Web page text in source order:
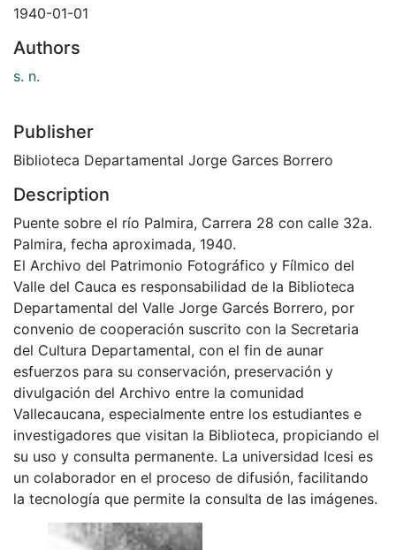
1940-01-01
Authors
s. n.
Publisher
Biblioteca Departamental Jorge Garces Borrero
Description
Puente sobre el río Palmira, Carrera 28 con calle 32a.
Palmira, fecha aproximada, 1940.
El Archivo del Patrimonio Fotográfico y Fílmico del
Valle del Cauca es responsabilidad de la Biblioteca
Departamental del Valle Jorge Garcés Borrero, por
convenio de cooperación suscrito con la Secretaria
del Cultura Departamental, con el fin de aunar
esfuerzos para su conservación, preservación y
divulgación del Archivo entre la comunidad
Vallecaucana, especialmente entre los estudiantes e
investigadores que visitan la Biblioteca, propiciando el
su uso y consulta permanente. La universidad Icesi es
un colaborador en el proceso de difusión, facilitando
la tecnología que permite la consulta de las imágenes.